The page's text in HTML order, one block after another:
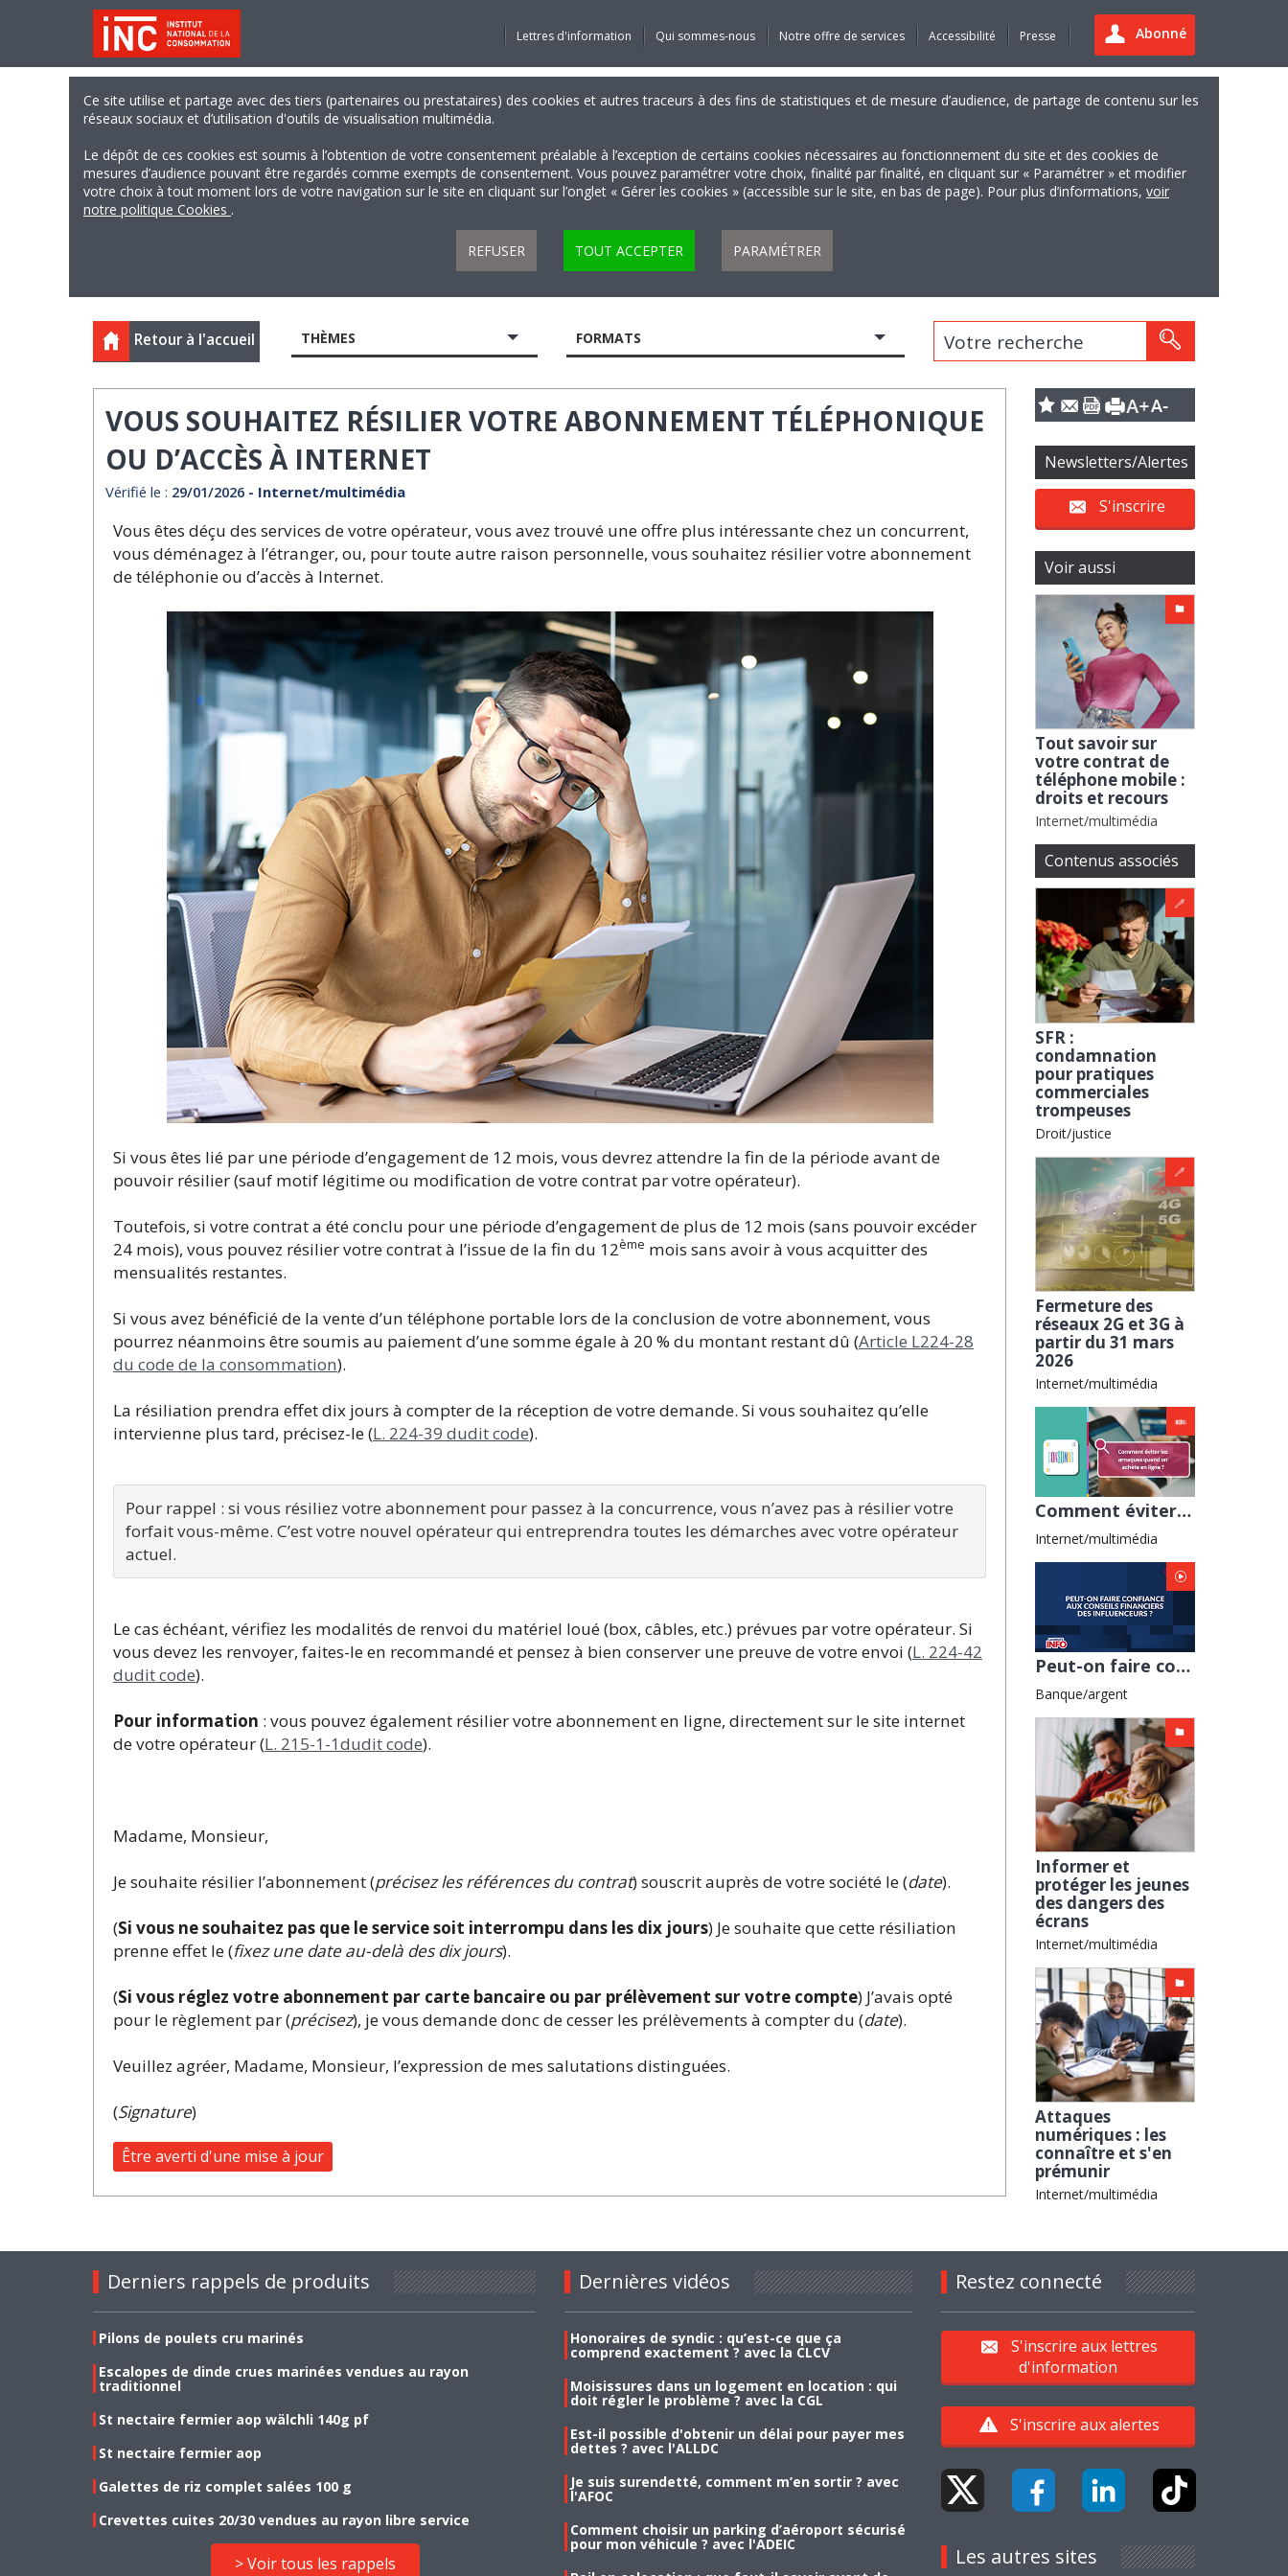
Abonné
Lettres d'information Qui sommes-nous Notre offre de services Accessibilité Presse
Ce site utilise et partage avec des tiers (partenaires ou prestataires) des cookies et autres traceurs à des fins de statistiques et de mesure d’audience, de partage de contenu sur les
réseaux sociaux et d’utilisation d'outils de visualisation multimédia.
Le dépôt de ces cookies est soumis à l’obtention de votre consentement préalable à l’exception de certains cookies nécessaires au fonctionnement du site et des cookies de
mesures d’audience pouvant être regardés comme exempts de consentement. Vous pouvez paramétrer votre choix, finalité par finalité, en cliquant sur « Paramétrer » et modifier
votre choix à tout moment lors de votre navigation sur le site en cliquant sur l’onglet « Gérer les cookies » (accessible sur le site, en bas de page). Pour plus d’informations, voir
notre politique Cookies .
REFUSER TOUT ACCEPTER PARAMÉTRER
Retour à l'accueil THÈMES FORMATS Votre recherche
VOUS SOUHAITEZ RÉSILIER VOTRE ABONNEMENT TÉLÉPHONIQUE
OU D’ACCÈS À INTERNET
Vérifié le : 29/01/2026 - Internet/multimédia
Vous êtes déçu des services de votre opérateur, vous avez trouvé une offre plus intéressante chez un concurrent,
vous déménagez à l’étranger, ou, pour toute autre raison personnelle, vous souhaitez résilier votre abonnement
de téléphonie ou d’accès à Internet.
Si vous êtes lié par une période d’engagement de 12 mois, vous devrez attendre la fin de la période avant de
pouvoir résilier (sauf motif légitime ou modification de votre contrat par votre opérateur).
Toutefois, si votre contrat a été conclu pour une période d’engagement de plus de 12 mois (sans pouvoir excéder
24 mois), vous pouvez résilier votre contrat à l’issue de la fin du 12ème mois sans avoir à vous acquitter des
mensualités restantes.
Si vous avez bénéficié de la vente d’un téléphone portable lors de la conclusion de votre abonnement, vous
pourrez néanmoins être soumis au paiement d’une somme égale à 20 % du montant restant dû (Article L224-28
du code de la consommation).
La résiliation prendra effet dix jours à compter de la réception de votre demande. Si vous souhaitez qu’elle
intervienne plus tard, précisez-le (L. 224-39 dudit code).
Pour rappel : si vous résiliez votre abonnement pour passez à la concurrence, vous n’avez pas à résilier votre
forfait vous-même. C’est votre nouvel opérateur qui entreprendra toutes les démarches avec votre opérateur
Le cas échéant, vérifiez les modalités de renvoi du matériel loué (box, câbles, etc.) prévues par votre opérateur. Si
vous devez les renvoyer, faites-le en recommandé et pensez à bien conserver une preuve de votre envoi (L. 224-42
dudit code).
Pour information : vous pouvez également résilier votre abonnement en ligne, directement sur le site internet
de votre opérateur (L. 215-1-1dudit code).
Madame, Monsieur,
Je souhaite résilier l’abonnement (précisez les références du contrat) souscrit auprès de votre société le (date).
(Si vous ne souhaitez pas que le service soit interrompu dans les dix jours) Je souhaite que cette résiliation
prenne effet le (fixez une date au-delà des dix jours).
(Si vous réglez votre abonnement par carte bancaire ou par prélèvement sur votre compte) J’avais opté
pour le règlement par (précisez), je vous demande donc de cesser les prélèvements à compter du (date).
Veuillez agréer, Madame, Monsieur, l’expression de mes salutations distinguées.
(Signature)
Être averti d'une mise à jour
Newsletters/Alertes
S'inscrire
Voir aussi
Tout savoir sur
votre contrat de
téléphone mobile :
droits et recours
Internet/multimédia
Contenus associés
SFR :
condamnation
pour pratiques
commerciales
trompeuses
Droit/justice
Fermeture des
réseaux 2G et 3G à
partir du 31 mars
2026
Internet/multimédia
Comment éviter les arnaques en ligne avec Familles de France
Internet/multimédia
Peut-on faire confiance aux conseils financiers des influenceurs ?
Banque/argent
Informer et
protéger les jeunes
des dangers des
écrans
Internet/multimédia
Attaques
numériques : les
connaître et s'en
prémunir
Internet/multimédia
Derniers rappels de produits
Pilons de poulets cru marinés
Escalopes de dinde crues marinées vendues au rayon
traditionnel
St nectaire fermier aop wälchli 140g pf
St nectaire fermier aop
Galettes de riz complet salées 100 g
Crevettes cuites 20/30 vendues au rayon libre service
> Voir tous les rappels
Dernières vidéos
Honoraires de syndic : qu’est-ce que ça
comprend exactement ? avec la CLCV
Moisissures dans un logement en location : qui
doit régler le problème ? avec la CGL
Est-il possible d'obtenir un délai pour payer mes
dettes ? avec l'ALLDC
Je suis surendetté, comment m’en sortir ? avec
l'AFOC
Comment choisir un parking d’aéroport sécurisé
pour mon véhicule ? avec l'ADEIC
Restez connecté
S'inscrire aux lettres
d'information
S'inscrire aux alertes
Les autres sites